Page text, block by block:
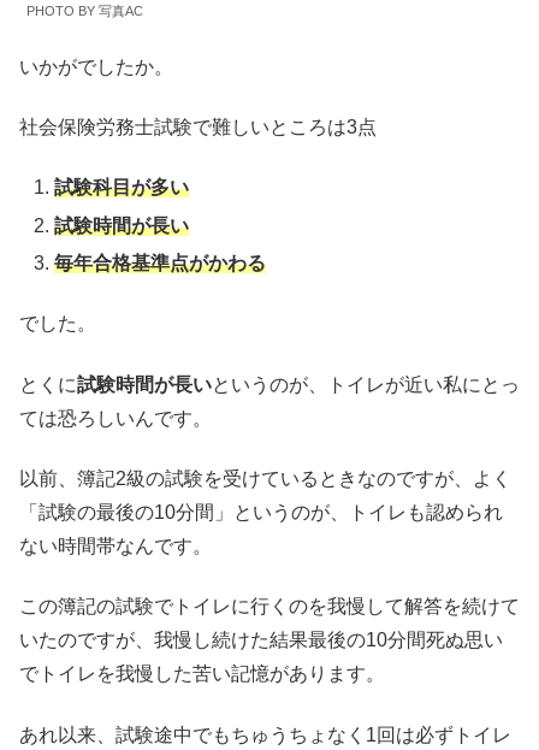
PHOTO BY 写真AC
いかがでしたか。
社会保険労務士試験で難しいところは3点
試験科目が多い
試験時間が長い
毎年合格基準点がかわる
でした。
とくに試験時間が長いというのが、トイレが近い私にとっ
ては恐ろしいんです。
以前、簿記2級の試験を受けているときなのですが、よく
「試験の最後の10分間」というのが、トイレも認められ
ない時間帯なんです。
この簿記の試験でトイレに行くのを我慢して解答を続けて
いたのですが、我慢し続けた結果最後の10分間死ぬ思い
でトイレを我慢した苦い記憶があります。
あれ以来、試験途中でもちゅうちょなく1回は必ずトイレ